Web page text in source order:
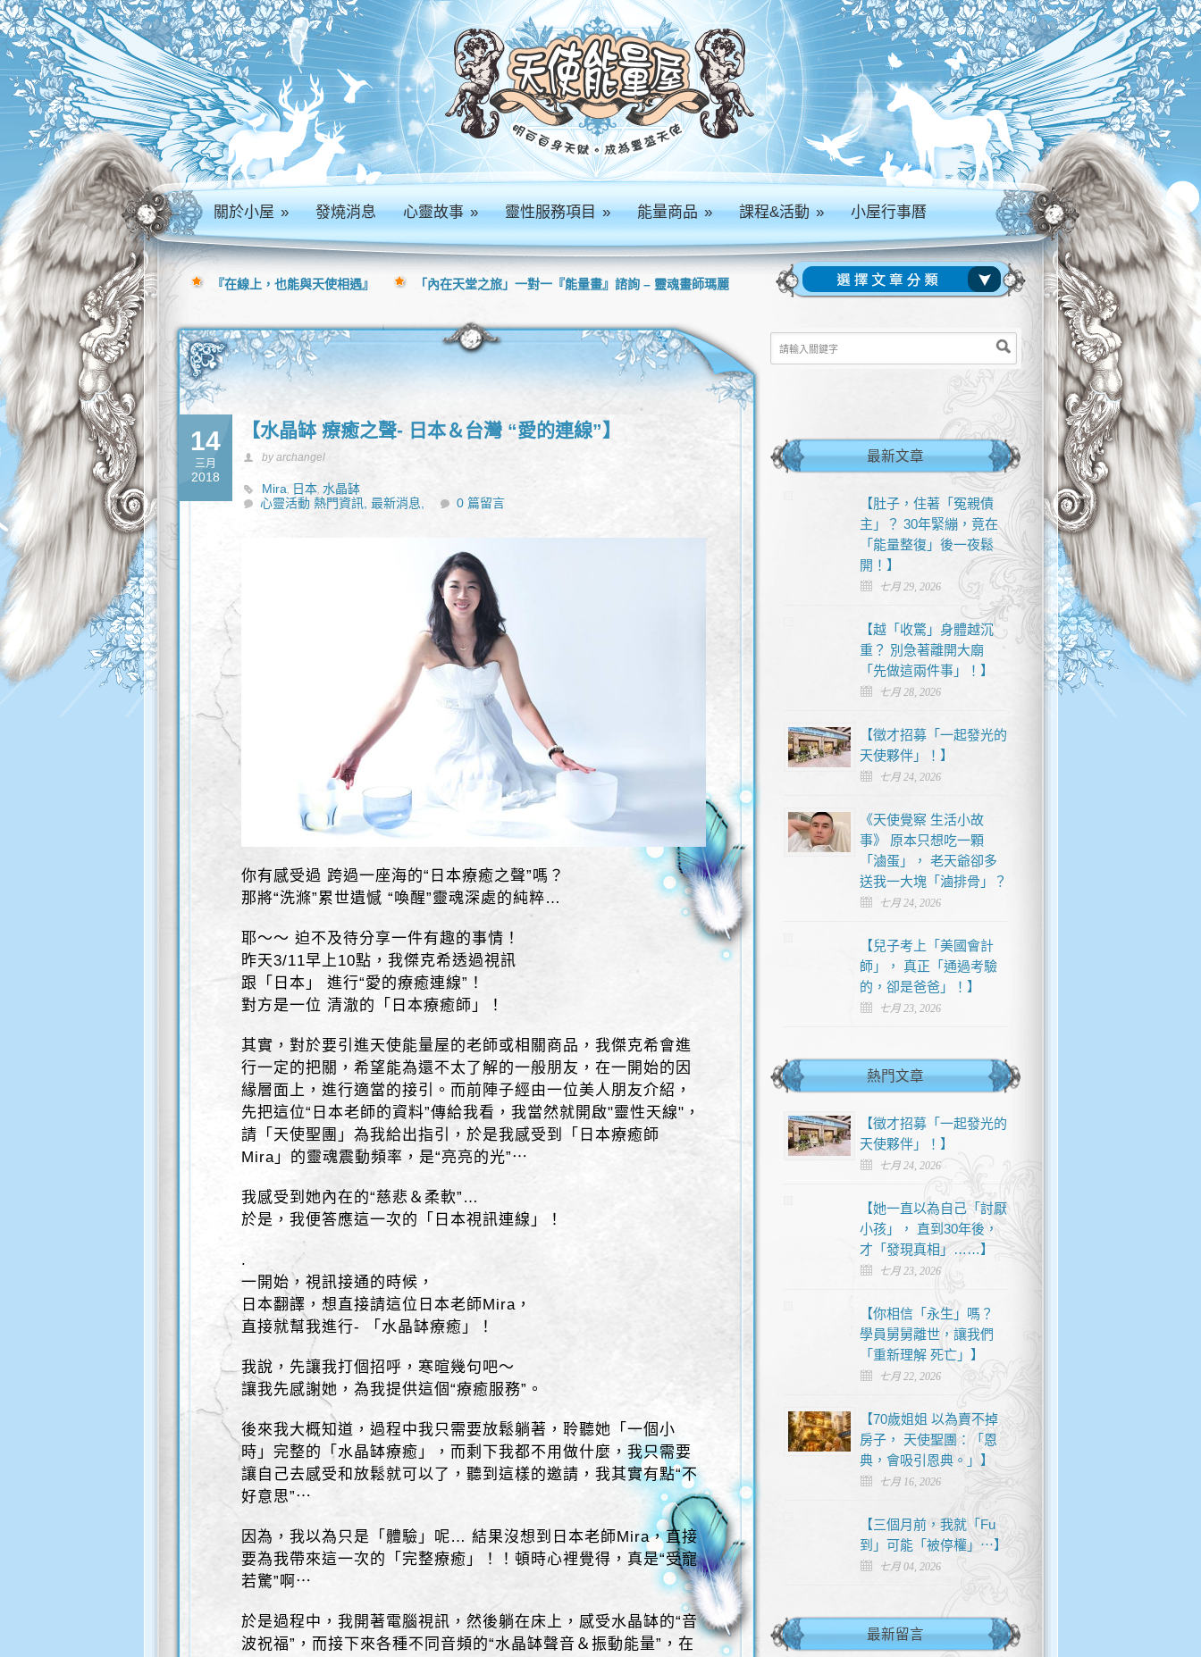
關於小屋» 發燒消息 心靈故事» 靈性服務項目» 能量商品» 課程&活動» 小屋行事曆
14
三月
2018
【水晶缽 療癒之聲- 日本＆台灣 “愛的連線”】
by archangel
Mira, 日本, 水晶缽
心靈活動 熱門資訊, 最新消息, 0 篇留言
你有感受過 跨過一座海的“日本療癒之聲”嗎？
那將“洗滌”累世遺憾 “喚醒”靈魂深處的純粹…
耶～～ 迫不及待分享一件有趣的事情！
昨天3/11早上10點，我傑克希透過視訊
跟「日本」 進行“愛的療癒連線”！
對方是一位 清澈的「日本療癒師」！
其實，對於要引進天使能量屋的老師或相關商品，我傑克希會進
行一定的把關，希望能為還不太了解的一般朋友，在一開始的因
緣層面上，進行適當的接引。而前陣子經由一位美人朋友介紹，
先把這位“日本老師的資料”傳給我看，我當然就開啟"靈性天線"，
請「天使聖團」為我給出指引，於是我感受到「日本療癒師
Mira」的靈魂震動頻率，是“亮亮的光”⋯
我感受到她內在的“慈悲＆柔軟”…
於是，我便答應這一次的「日本視訊連線」！
.
一開始，視訊接通的時候，
日本翻譯，想直接請這位日本老師Mira，
直接就幫我進行- 「水晶缽療癒」！
我說，先讓我打個招呼，寒暄幾句吧～
讓我先感謝她，為我提供這個“療癒服務”。
後來我大概知道，過程中我只需要放鬆躺著，聆聽她「一個小
時」完整的「水晶缽療癒」，而剩下我都不用做什麼，我只需要
讓自己去感受和放鬆就可以了，聽到這樣的邀請，我其實有點“不
好意思”⋯
因為，我以為只是「體驗」呢… 結果沒想到日本老師Mira，直接
要為我帶來這一次的「完整療癒」！！頓時心裡覺得，真是“受寵
若驚”啊⋯
於是過程中，我開著電腦視訊，然後躺在床上，感受水晶缽的“音
波祝福”，而接下來各種不同音頻的“水晶缽聲音＆振動能量”，在
最新文章
【肚子，住著「冤親債
主」？ 30年緊繃，竟在
「能量整復」後一夜鬆
開！】
七月 29, 2026
【越「收驚」身體越沉
重？ 別急著離開大廟
「先做這兩件事」！】
七月 28, 2026
【徵才招募「一起發光的
天使夥伴」！】
七月 24, 2026
《天使覺察 生活小故
事》 原本只想吃一顆
「滷蛋」， 老天爺卻多
送我一大塊「滷排骨」？
七月 24, 2026
【兒子考上「美國會計
師」， 真正「通過考驗
的，卻是爸爸」！】
七月 23, 2026
熱門文章
【徵才招募「一起發光的
天使夥伴」！】
七月 24, 2026
【她一直以為自己「討厭
小孩」， 直到30年後，
才「發現真相」……】
七月 23, 2026
【你相信「永生」嗎？
學員舅舅離世，讓我們
「重新理解 死亡」】
七月 22, 2026
【70歲姐姐 以為賣不掉
房子， 天使聖團：「恩
典，會吸引恩典。」】
七月 16, 2026
【三個月前，我就「Fu
到」可能「被停權」⋯】
七月 04, 2026
最新留言
『在線上，也能與天使相遇』 「內在天堂之旅」一對一『能量畫』諮詢 – 靈魂畫師瑪麗